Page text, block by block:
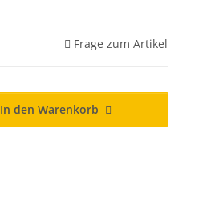
Frage zum Artikel
In den Warenkorb